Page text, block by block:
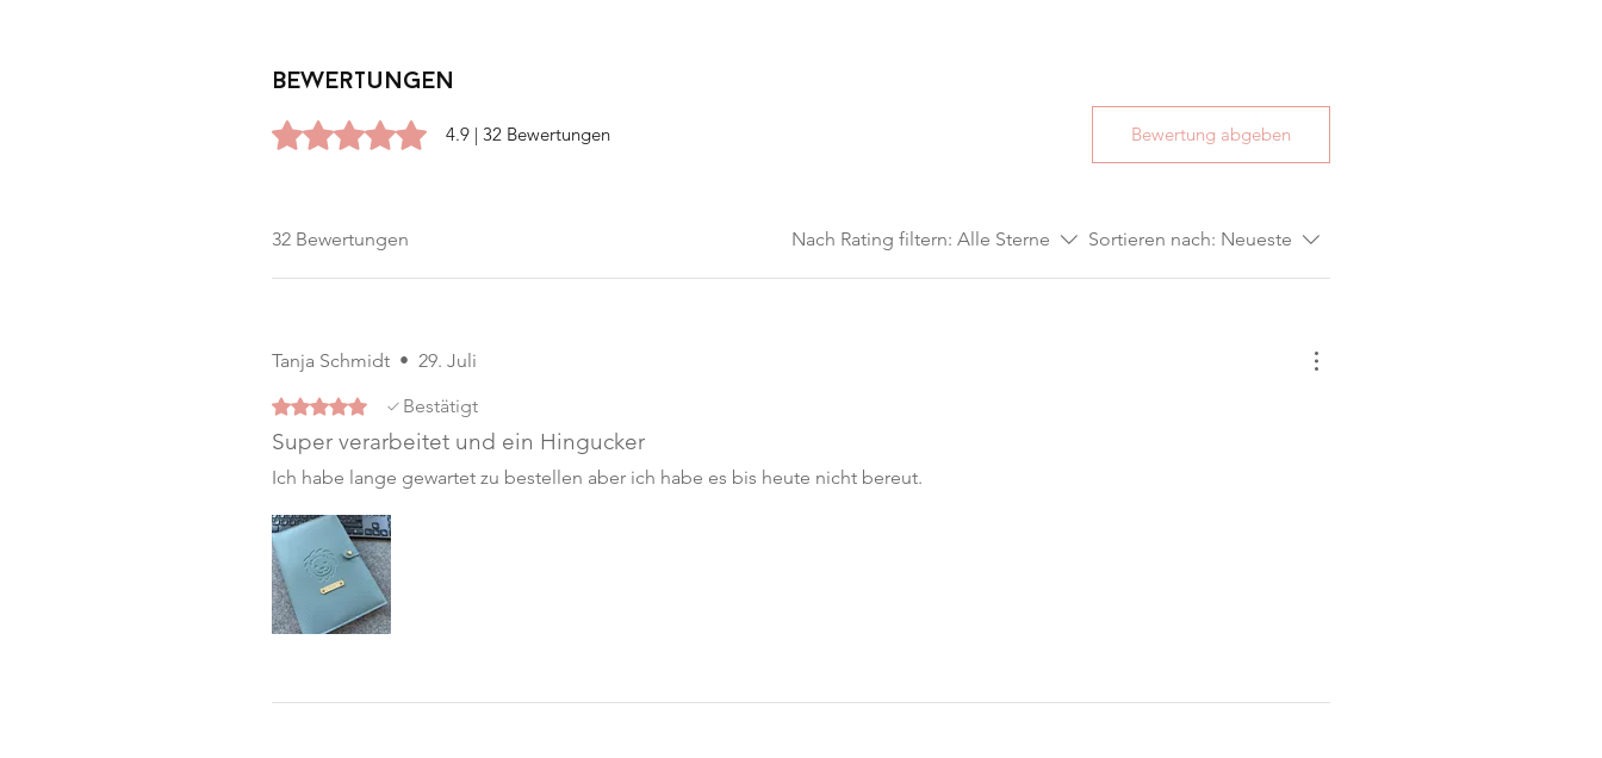
Bewertungen
Mit 4,9 von 5 Sternen bewertet.4.9 | 32 Bewertungen Bewertung abgeben
32 Bewertungen Nach Rating filtern: Alle Sterne Sortieren nach: Neueste
Tanja Schmidt • 29. Juli
Mit 5 von 5 Sternen bewertet.
Bestätigt
Super verarbeitet und ein Hingucker
Ich habe lange gewartet zu bestellen aber ich habe es bis heute nicht bereut.